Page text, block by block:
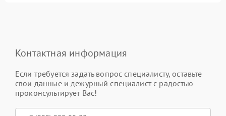
Контактная информация
Если требуется задать вопрос специалисту, оставьте
свои данные и дежурный специалист с радостью
проконсультирует Вас!